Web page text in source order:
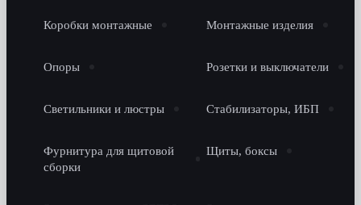
Коробки монтажные Монтажные изделия
Опоры Розетки и выключатели
Светильники и люстры Стабилизаторы, ИБП
Фурнитура для щитовой
сборки
Щиты, боксы